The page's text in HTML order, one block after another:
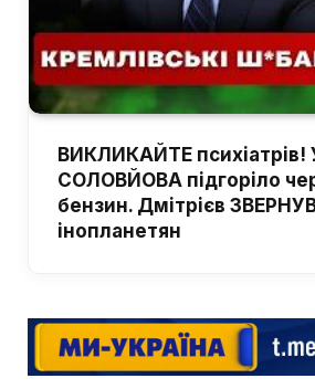
ВИКЛИКАЙТЕ психіатрів!
СОЛОВЙОВА підгоріло
бензин. Дмітрієв
інопланетян